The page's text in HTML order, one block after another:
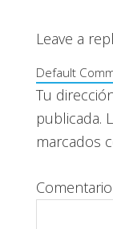
con
los
Leave a
Default
Tu
publicada.
marcados
Comentario